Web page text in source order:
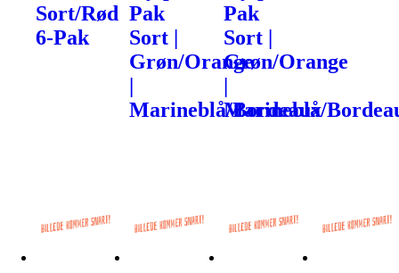
Sort/Rød
6-Pak
Pak
Sort |
Grøn/Orange
|
Marineblå/Bordeaux
Pak
Sort |
Grøn/Orange
|
Marineblå/